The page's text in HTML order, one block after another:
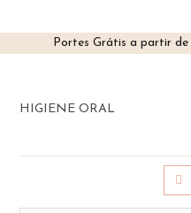
Portes Grátis a partir
contentHIGIENE ORAL